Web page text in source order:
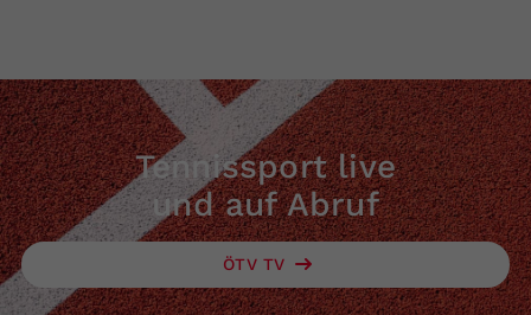
Tennissport live
und auf Abruf
ÖTV TV